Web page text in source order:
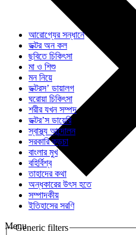
Generic filters
আরোগ্যের সন্ধানে
ডক্টর অন কল
ছবিতে চিকিৎসা
মা ও শিশু
মন নিয়ে
ডক্টরস’ ডায়ালগ
ঘরোয়া চিকিৎসা
শরীর যখন সম্পদ
ডক্টর’স ডায়েরি
স্বাস্থ্য আন্দোলন
সরকারি কড়চা
বাংলার মুখ
বহির্বিশ্ব
তাহাদের কথা
অন্ধকারের উৎস হতে
সম্পাদকীয়
ইতিহাসের সরণি
Menu